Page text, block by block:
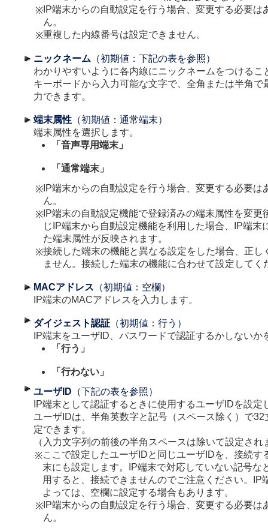
※ IP端末からの自動設定を行う場合、変更する必要は
ん。
※重複した内線番号は設定できません。
ニックネーム （初期値：下記の表を参照）
わかりやすいように各内線にニックネームをつけるこ
キーボードから入力可能な文字で、全角または半角で
力できます。
端末属性 （初期値：通常端末）
端末属性を選択します。
「音声専用端末」
「通常端末」
※ IP端末からの自動設定を行う場合、変更する必要は
ん。
※ IP端末の自動設定機能で登録済みの端末属性を変更
じIP端末から自動設定機能を利用した場合、IP端末
た端末属性が反映されます。
※接続した端末の機能と異なる設定をした場合、正し
ません。接続した端末の機能に合わせて設定してく
MACアドレス （初期値：空欄）
IP端末のMACアドレスを入力します。
ダイジェスト認証 （初期値：行う）
IP端末をユーザID、パスワードで認証するかしないか
「行う」
「行わない」
ユーザID （下記の表を参照）
IP端末として認証するときに使用するユーザIDを設定
ユーザIDは、半角英数字と記号（スペース除く）で32
定できます。
（入力文字列の前後の半角スペースは除いて設定され
※ここで設定したユーザIDと同じユーザIDを、接続す
末にも設定します。IP端末で対応していない記号な
用すると、接続できませんのでご注意ください。IP
よっては、空欄に設定する場合もあります。
※ IP端末からの自動設定を行う場合、変更する必要は
ん。